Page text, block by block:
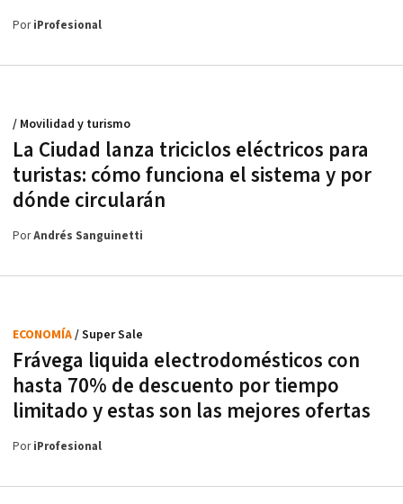
PoriProfesional
La Ciudad lanza triciclos eléctricos para
turistas: cómo funciona el sistema y por
dónde circularán
/ Movilidad y turismo
PorAndrés Sanguinetti
Frávega liquida electrodomésticos con
hasta 70% de descuento por tiempo
limitado y estas son las mejores ofertas
ECONOMÍA/ Super Sale
PoriProfesional